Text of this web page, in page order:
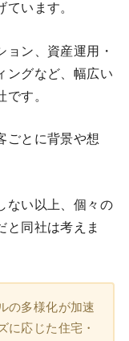
ています。
ョン、資産運用・
ングなど、幅広い
す。
ごとに背景や想
ない以上、個々の
と同社は考えま
の多様化が加速
に応じた住宅・